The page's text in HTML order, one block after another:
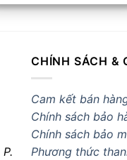
P.
CHÍNH SÁCH &
Cam kết bán
Chính sách bảo
Chính sách bảo
Phương thức